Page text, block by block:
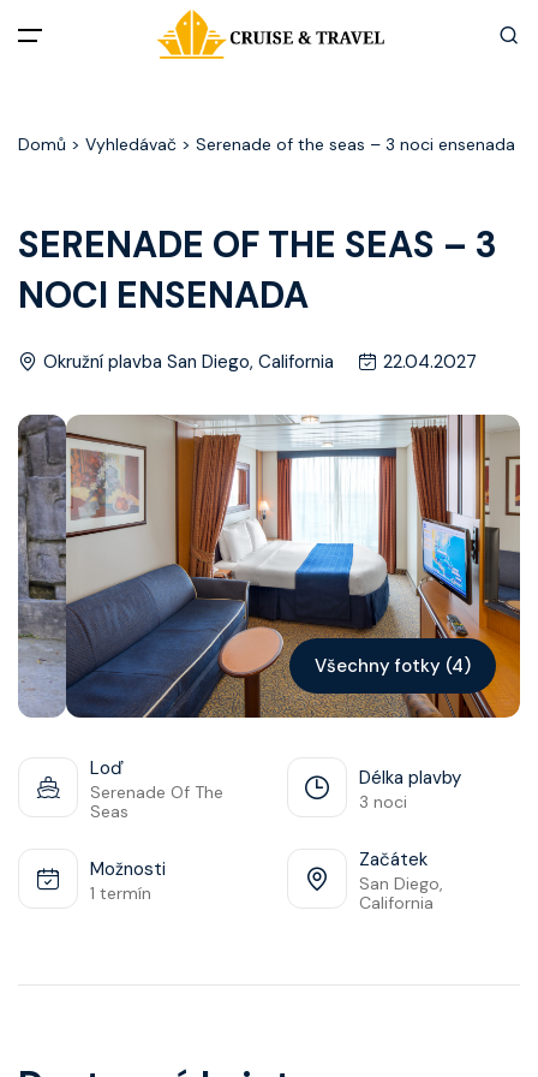
Akční nabídky
Destinace
Zážitky z plaveb
Užitečné informace
Často kladené otázky
Články
Kontakt
Vyhledat plavbu
Domů > Vyhledávač > Serenade of the seas – 3 noci ensenada
SERENADE OF THE SEAS – 3
NOCI ENSENADA
Okružní plavba San Diego, California 22.04.2027
Všechny fotky (4)
Loď
Serenade Of The
Seas
Délka plavby
3 noci
Možnosti
1 termín
Začátek
San Diego,
California